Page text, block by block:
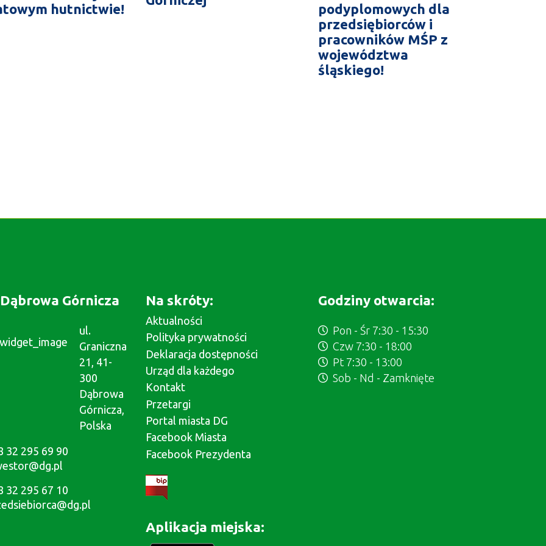
hutnictwie!
podyplomowych dla
przedsiębiorców i
pracowników MŚP z
województwa
śląskiego!
Górnicza
ul.
Graniczna
21, 41-
300
Dąbrowa
Górnicza,
Polska
32 295 69 90
32 295 67 10
Na skróty:
Aktualności
Polityka prywatności
Deklaracja dostępności
Urząd dla każdego
Kontakt
Przetargi
Portal miasta DG
Facebook Miasta
Facebook Prezydenta
Aplikacja miejska:
Godziny otwarcia:
Pon - Śr 7:30 - 15:30
Czw 7:30 - 18:00
Pt 7:30 - 13:00
Sob - Nd - Zamknięte